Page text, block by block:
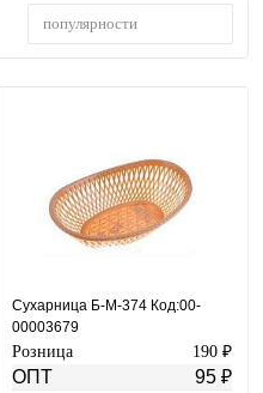
популярности
Сухарница Б-М-374 Код:00-
00003679
Розница 190 ₽
ОПТ 95 ₽